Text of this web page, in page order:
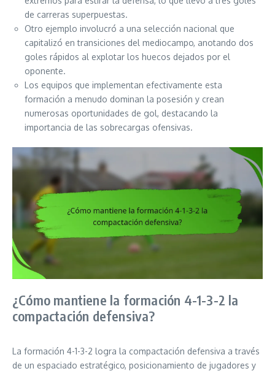
de carreras superpuestas.
Otro ejemplo involucró a una selección nacional que
capitalizó en transiciones del mediocampo, anotando dos
goles rápidos al explotar los huecos dejados por el
oponente.
Los equipos que implementan efectivamente esta
formación a menudo dominan la posesión y crean
numerosas oportunidades de gol, destacando la
importancia de las sobrecargas ofensivas.
¿Cómo mantiene la formación 4-1-3-2 la
compactación defensiva?
La formación 4-1-3-2 logra la compactación defensiva a través
de un espaciado estratégico, posicionamiento de jugadores y